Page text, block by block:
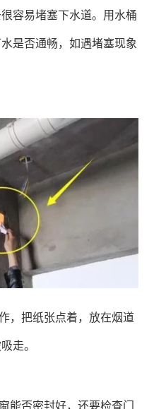
容易堵塞下水道。用水桶
是否通畅，如遇堵塞现象
，把纸张点着，放在烟道
走。
能否密封好，还要检查门